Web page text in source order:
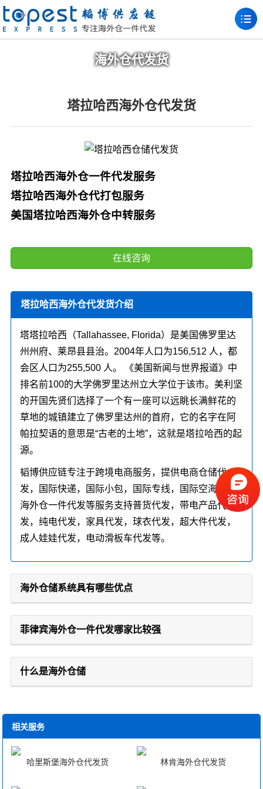
海外仓代发货
塔拉哈西海外仓代发货
塔拉哈西海外仓一件代发服务
塔拉哈西海外仓代打包服务
美国塔拉哈西海外仓中转服务
在线咨询
塔拉哈西海外仓代发货介绍
塔塔拉哈西（Tallahassee, Florida）是美国佛罗里达
州州府、莱昂县县治。2004年人口为156,512 人，都
会区人口为255,500 人。 《美国新闻与世界报道》中
排名前100的大学佛罗里达州立大学位于该市。美利坚
的开国先贤们选择了一个有一座可以远眺长满鲜花的
草地的城镇建立了佛罗里达州的首府，它的名字在阿
帕拉契语的意思是“古老的土地”，这就是塔拉哈西的起
源。
韬博供应链专注于跨境电商服务，提供电商仓储代
发，国际快递，国际小包，国际专线，国际空海运，
海外仓一件代发等服务支持普货代发，带电产品代
发，纯电代发，家具代发，球衣代发，超大件代发，
成人娃娃代发，电动滑板车代发等。
海外仓储系统具有哪些优点
菲律宾海外仓一件代发哪家比较强
什么是海外仓储
相关服务
哈里斯堡海外仓代发货 林肯海外仓代发货